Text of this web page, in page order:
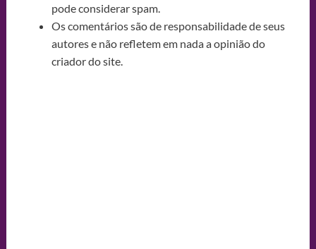
pode considerar spam.
Os comentários são de responsabilidade de seus
autores e não refletem em nada a opinião do
criador do site.